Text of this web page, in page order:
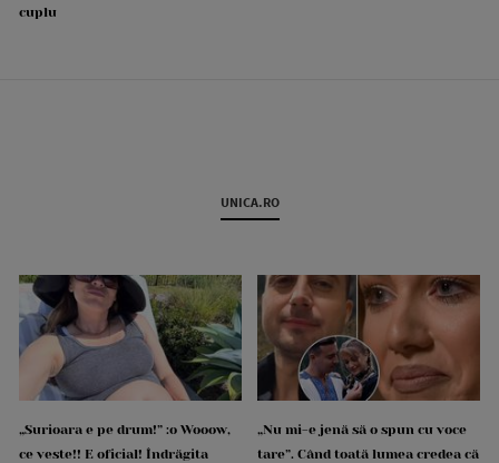
cuplu
UNICA.RO
„Surioara e pe drum!” :o Wooow,
ce veste!! E oficial! Îndrăgita
„Nu mi-e jenă să o spun cu voce
tare”. Când toată lumea credea că